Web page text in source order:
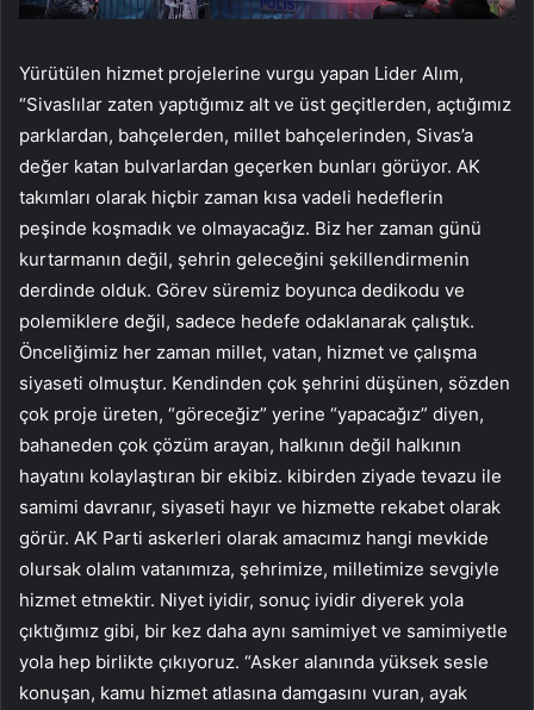
Yürütülen hizmet projelerine vurgu yapan Lider Alım,
“Sivaslılar zaten yaptığımız alt ve üst geçitlerden, açtığımız
parklardan, bahçelerden, millet bahçelerinden, Sivas’a
değer katan bulvarlardan geçerken bunları görüyor. AK
takımları olarak hiçbir zaman kısa vadeli hedeflerin
peşinde koşmadık ve olmayacağız. Biz her zaman günü
kurtarmanın değil, şehrin geleceğini şekillendirmenin
derdinde olduk. Görev süremiz boyunca dedikodu ve
polemiklere değil, sadece hedefe odaklanarak çalıştık.
Önceliğimiz her zaman millet, vatan, hizmet ve çalışma
siyaseti olmuştur. Kendinden çok şehrini düşünen, sözden
çok proje üreten, “göreceğiz” yerine “yapacağız” diyen,
bahaneden çok çözüm arayan, halkının değil halkının
hayatını kolaylaştıran bir ekibiz. kibirden ziyade tevazu ile
samimi davranır, siyaseti hayır ve hizmette rekabet olarak
görür. AK Parti askerleri olarak amacımız hangi mevkide
olursak olalım vatanımıza, şehrimize, milletimize sevgiyle
hizmet etmektir. Niyet iyidir, sonuç iyidir diyerek yola
çıktığımız gibi, bir kez daha aynı samimiyet ve samimiyetle
yola hep birlikte çıkıyoruz. “Asker alanında yüksek sesle
konuşan, kamu hizmet atlasına damgasını vuran, ayak